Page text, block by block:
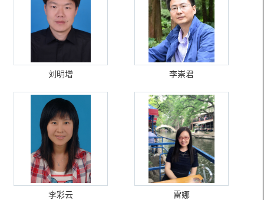
刘明增 李崇君
李彩云 雷娜